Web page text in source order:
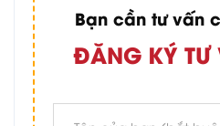
Bạn cần tư vấn
ĐĂNG KÝ TƯ